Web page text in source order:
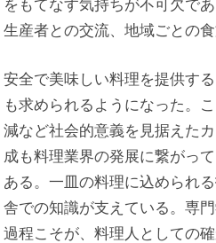
をもてなす気持ちが不可欠で
生産者との交流、地域ごとの
安全で美味しい料理を提供す
も求められるようになった。
減など社会的意義を見据えた
成も料理業界の発展に繋がっ
ある。一皿の料理に込められ
舎での知識が支えている。専
過程こそが、料理人としての